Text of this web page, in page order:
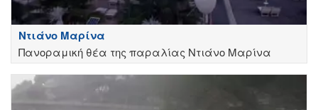
Ντιάνο Μαρίνα
Πανοραμική θέα της παραλίας Ντιάνο Μαρίνα